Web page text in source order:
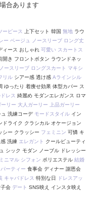
合あります
ーピース 上下セット 韓国 無地 ラウ
ー ベージュ ノースリーブ ロング丈
ィース おしゃれ 可愛い スカートス
開き フロントボタン ラウンドネッ
ノースリーブ ロングスカート マキシ
リル シアー感 透け感 Aラインシル
ゆったり 着痩せ効果 体型カバー ス
レス 綺麗め モダンエレガンス ロマ
リー 大人ガーリー
上品ガーリー
洗練コーデ モードスタイル イン
ドライク クラシカル オケージョン
シー クラッシー フェミニン 可憐 キ
洗練 エレガント クールビューティ
シック モダン ノーブル ドレッシー
ミニマル シフォン ポリエステル 結婚
パーティー 食事会 ディナー 謝恩会
キャバドレス 特別な日
ドレスアッ
会 デート SNS映え インスタ映え